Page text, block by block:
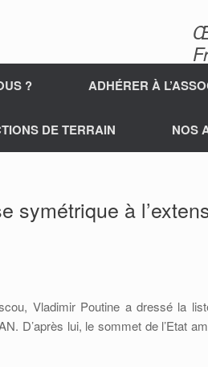
? ADHÉRER À
DE TERRAIN NOS
symétrique à
Vladimir Poutine a dressé la
D’après lui, le sommet de l’Etat